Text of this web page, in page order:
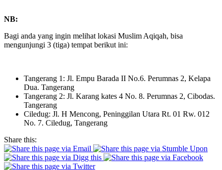
NB:
Bagi anda yang ingin melihat lokasi Muslim Aqiqah, bisa
mengunjungi 3 (tiga) tempat berikut ini:
Tangerang 1: Jl. Empu Barada II No.6. Perumnas 2, Kelapa
Dua. Tangerang
Tangerang 2: Jl. Karang kates 4 No. 8. Perumnas 2, Cibodas.
Tangerang
Ciledug: Jl. H Mencong, Peninggilan Utara Rt. 01 Rw. 012
No. 7. Ciledug, Tangerang
Share this: